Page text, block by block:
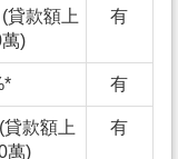
貸款額上
)
有
有
款額上
萬)
有